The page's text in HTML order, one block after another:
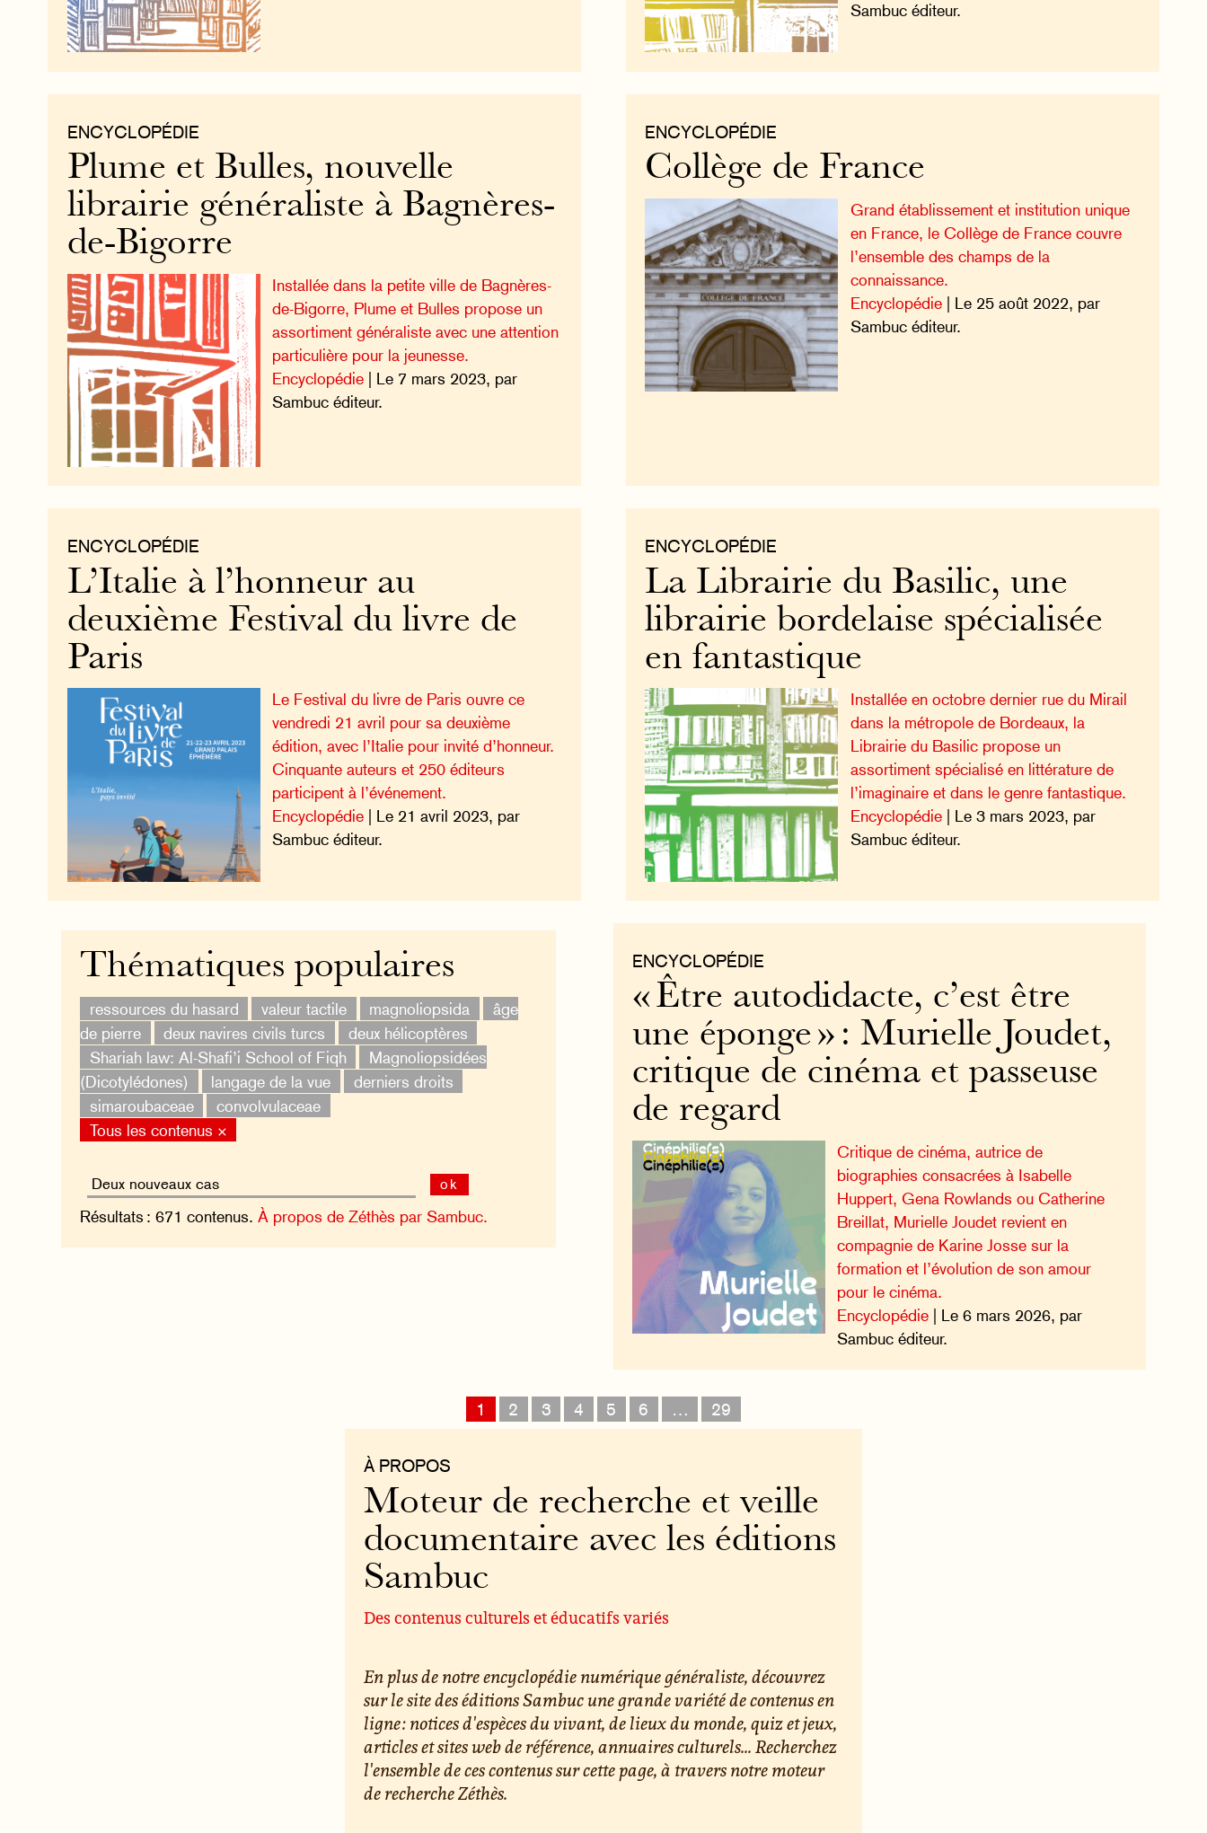
Sambuc éditeur.
ENCYCLOPÉDIE
Collège de France
Grand établissement et institution unique
en France, le Collège de France couvre
l’ensemble des champs de la
connaissance.
Encyclopédie| Le 25 août 2022, par
Sambuc éditeur.
ENCYCLOPÉDIE
Plume et Bulles, nouvelle
librairie généraliste à Bagnères-
de-Bigorre
Installée dans la petite ville de Bagnères-
de-Bigorre, Plume et Bulles propose un
assortiment généraliste avec une attention
particulière pour la jeunesse.
Encyclopédie | Le 7 mars 2023, par
Sambuc éditeur.
ENCYCLOPÉDIE
La Librairie du Basilic, une
librairie bordelaise spécialisée
en fantastique
Installée en octobre dernier rue du Mirail
dans la métropole de Bordeaux, la
Librairie du Basilic propose un
assortiment spécialisé en littérature de
l’imaginaire et dans le genre fantastique.
Encyclopédie| Le 3 mars 2023, par
Sambuc éditeur.
ENCYCLOPÉDIE
L’Italie à l’honneur au
deuxième Festival du livre de
Paris
Le Festival du livre de Paris ouvre ce
vendredi 21 avril pour sa deuxième
édition, avec l’Italie pour invité d’honneur.
Cinquante auteurs et 250 éditeurs
participent à l’événement.
Encyclopédie | Le 21 avril 2023, par
Sambuc éditeur.
ENCYCLOPÉDIE
« Être autodidacte, c’est être
une éponge » : Murielle Joudet,
critique de cinéma et passeuse
de regard
Critique de cinéma, autrice de
biographies consacrées à Isabelle
Huppert, Gena Rowlands ou Catherine
Breillat, Murielle Joudet revient en
compagnie de Karine Josse sur la
formation et l’évolution de son amour
pour le cinéma.
Encyclopédie | Le 6 mars 2026, par
Sambuc éditeur.
Thématiques populaires
ressources du hasard valeur tactile magnoliopsida
âge
de pierre
deux navires civils turcs
deux hélicoptères
Shariah law: Al-Shafi’i School of Fiqh
Magnoliopsidées
(Dicotylédones)
langage de la vue
derniers droits
simaroubaceae
convolvulaceae
Tous les contenus ×
ok
Résultats : 671 contenus. À propos de Zéthès par Sambuc.
1 2 3 4 5 6 … 29
À PROPOS
Moteur de recherche et veille
documentaire avec les éditions
Sambuc
Des contenus culturels et éducatifs variés
En plus de notre encyclopédie numérique généraliste, découvrez
sur le site des éditions Sambuc une grande variété de contenus en
ligne : notices d'espèces du vivant, de lieux du monde, quiz et jeux,
articles et sites web de référence, annuaires culturels... Recherchez
l'ensemble de ces contenus sur cette page, à travers notre moteur
de recherche Zéthès.